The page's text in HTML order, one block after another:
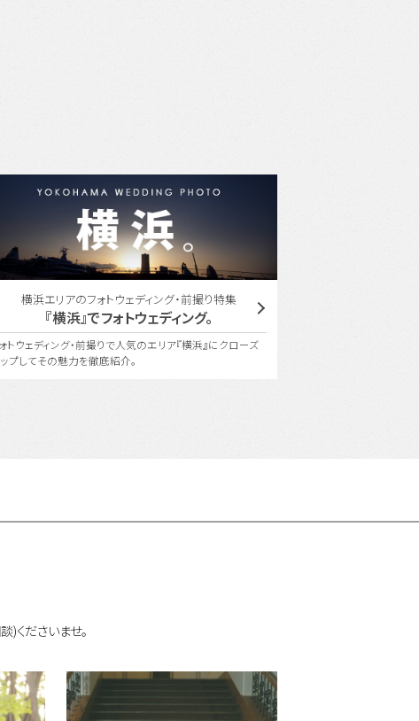
ユミカツラ コラボレーション
YUMI KATSURA with ONESTYLE
由美氏の美の哲学を受け継ぐ〈ユミカツラ〉の特別な衣装
世界にひとつしかないフォトウェディングを。
くださいませ。